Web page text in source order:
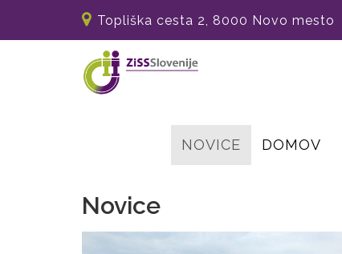
Topliška cesta 2, 8000 Novo mesto
NOVICE DOMOV
Novice